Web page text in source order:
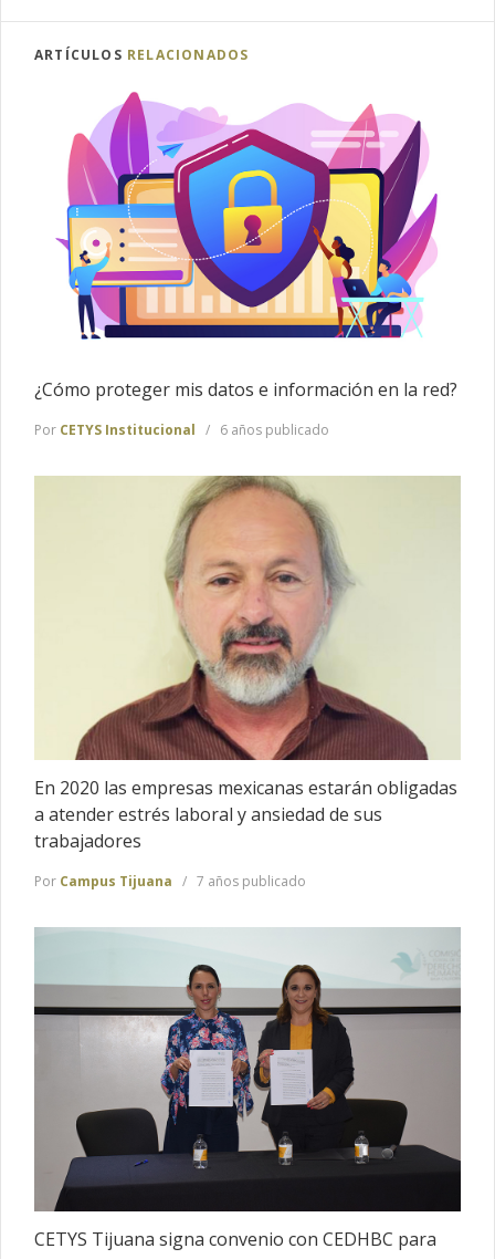
ARTÍCULOS RELACIONADOS
¿Cómo proteger mis datos e información en la red?
Por CETYS Institucional 6 años publicado
En 2020 las empresas mexicanas estarán obligadas
a atender estrés laboral y ansiedad de sus
trabajadores
Por Campus Tijuana 7 años publicado
CETYS Tijuana signa convenio con CEDHBC para